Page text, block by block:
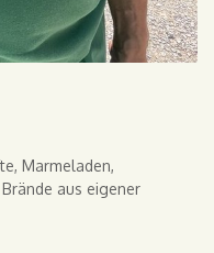
Marmeladen,
aus eigener